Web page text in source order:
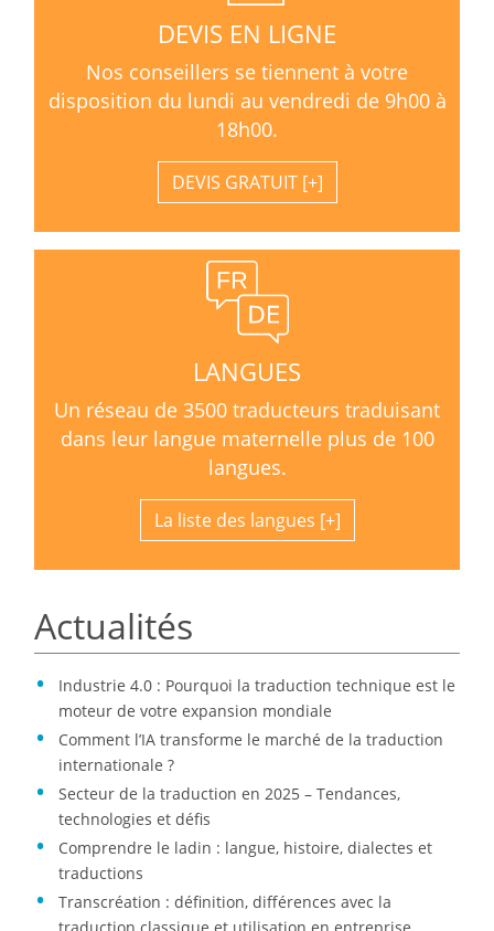
DEVIS EN LIGNE
Nos conseillers se tiennent à votre
disposition du lundi au vendredi de 9h00 à
18h00.
DEVIS GRATUIT
LANGUES
Un réseau de 3500 traducteurs traduisant
dans leur langue maternelle plus de 100
langues.
La liste des langues
Actualités
Industrie 4.0 : Pourquoi la traduction technique est le
moteur de votre expansion mondiale
Comment l’IA transforme le marché de la traduction
internationale ?
Secteur de la traduction en 2025 – Tendances,
technologies et défis
Comprendre le ladin : langue, histoire, dialectes et
traductions
Transcréation : définition, différences avec la
traduction classique et utilisation en entreprise